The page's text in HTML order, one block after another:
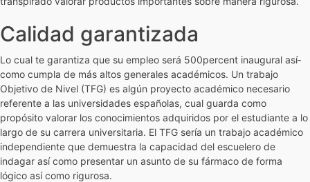
Calidad garantizada
Lo cual te garantiza que su empleo será 500percent inaugural así­
como cumpla de más altos generales académicos. Un trabajo
Objetivo de Nivel (TFG) es algún proyecto académico necesario
referente a las universidades españolas, cual guarda como
propósito valorar los conocimientos adquiridos por el estudiante a lo
largo de su carrera universitaria. El TFG serí­a un trabajo académico
independiente que demuestra la capacidad del escuelero de
indagar así­ como presentar un asunto de su fármaco de forma
lógico así­ como rigurosa.